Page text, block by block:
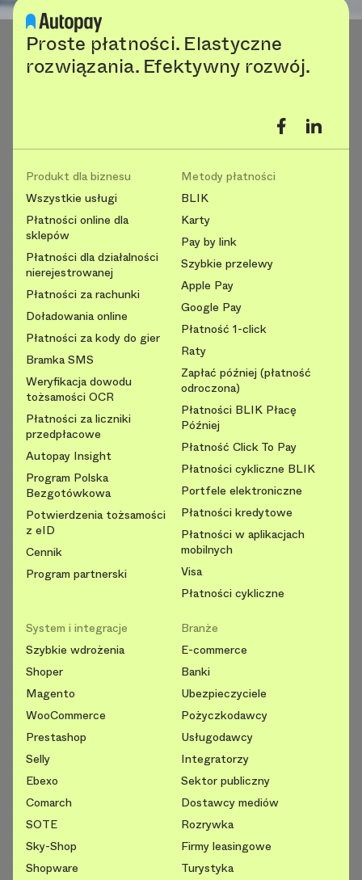
Proste płatności. Elastyczne
rozwiązania. Efektywny rozwój.
Produkt dla biznesu
Wszystkie usługi
Płatności online dla
sklepów
Płatności dla działalności
nierejestrowanej
Płatności za rachunki
Doładowania online
Płatności za kody do gier
Bramka SMS
Weryfikacja dowodu
tożsamości OCR
Płatności za liczniki
przedpłacowe
Autopay Insight
Program Polska
Bezgotówkowa
Potwierdzenia tożsamości
z eID
Cennik
Program partnerski
Metody płatności
BLIK
Karty
Pay by link
Szybkie przelewy
Apple Pay
Google Pay
Płatność 1-click
Raty
Zapłać później (płatność
odroczona)
Płatności BLIK Płacę
Później
Płatność Click To Pay
Płatności cykliczne BLIK
Portfele elektroniczne
Płatności kredytowe
Płatności w aplikacjach
mobilnych
Visa
Płatności cykliczne
System i integracje
Szybkie wdrożenia
Shoper
Magento
WooCommerce
Prestashop
Selly
Ebexo
Comarch
SOTE
Sky-Shop
Shopware
Branże
E-commerce
Banki
Ubezpieczyciele
Pożyczkodawcy
Usługodawcy
Integratorzy
Sektor publiczny
Dostawcy mediów
Rozrywka
Firmy leasingowe
Turystyka